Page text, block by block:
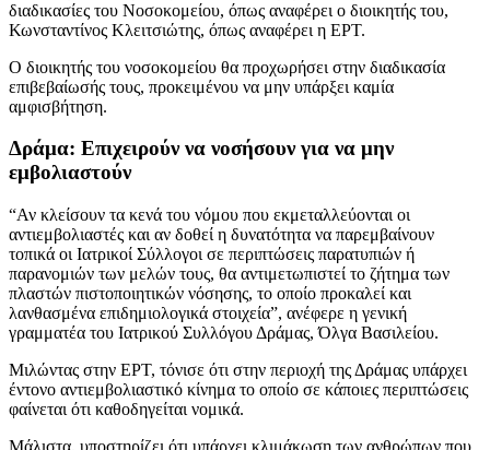
διαδικασίες του Νοσοκομείου, όπως αναφέρει ο διοικητής του,
Κωνσταντίνος Κλειτσιώτης, όπως αναφέρει η ΕΡΤ.
Ο διοικητής του νοσοκομείου θα προχωρήσει στην διαδικασία
επιβεβαίωσής τους, προκειμένου να μην υπάρξει καμία
αμφισβήτηση.
Δράμα: Επιχειρούν να νοσήσουν για να μην
εμβολιαστούν
“Αν κλείσουν τα κενά του νόμου που εκμεταλλεύονται οι
αντιεμβολιαστές και αν δοθεί η δυνατότητα να παρεμβαίνουν
τοπικά οι Ιατρικοί Σύλλογοι σε περιπτώσεις παρατυπιών ή
παρανομιών των μελών τους, θα αντιμετωπιστεί το ζήτημα των
πλαστών πιστοποιητικών νόσησης, το οποίο προκαλεί και
λανθασμένα επιδημιολογικά στοιχεία”, ανέφερε η γενική
γραμματέα του Ιατρικού Συλλόγου Δράμας, Όλγα Βασιλείου.
Μιλώντας στην ΕΡΤ, τόνισε ότι στην περιοχή της Δράμας υπάρχει
έντονο αντιεμβολιαστικό κίνημα το οποίο σε κάποιες περιπτώσεις
φαίνεται ότι καθοδηγείται νομικά.
Μάλιστα, υποστηρίζει ότι υπάρχει κλιμάκωση των ανθρώπων που